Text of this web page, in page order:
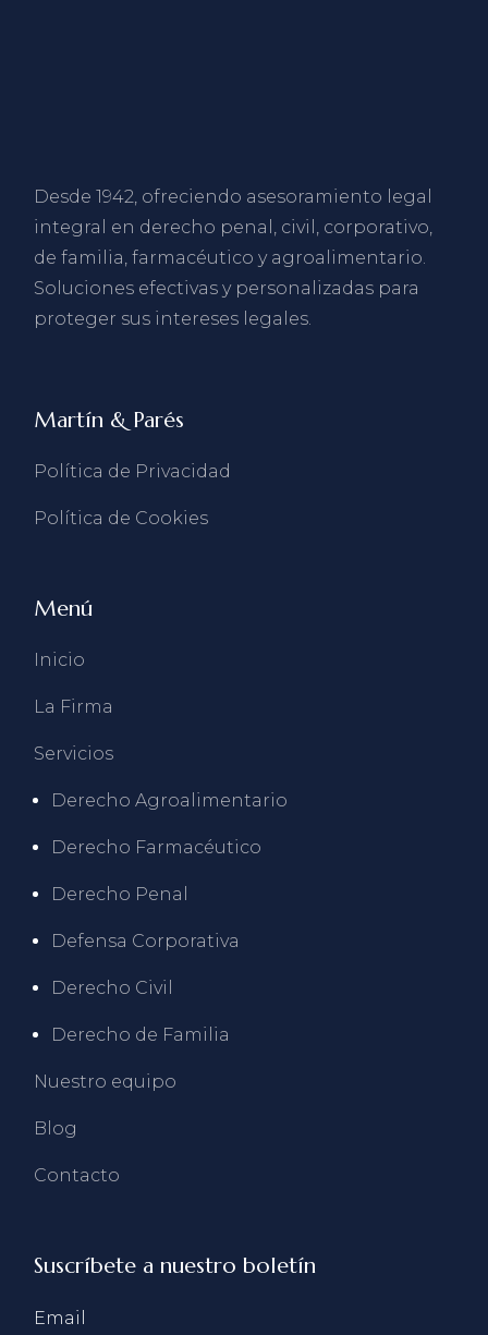
Desde 1942, ofreciendo asesoramiento legal
integral en derecho penal, civil, corporativo,
de familia, farmacéutico y agroalimentario.
Soluciones efectivas y personalizadas para
proteger sus intereses legales.
Martín & Parés
Política de Privacidad
Política de Cookies
Menú
Inicio
La Firma
Servicios
Derecho Agroalimentario
Derecho Farmacéutico
Derecho Penal
Defensa Corporativa
Derecho Civil
Derecho de Familia
Nuestro equipo
Blog
Contacto
Suscríbete a nuestro boletín